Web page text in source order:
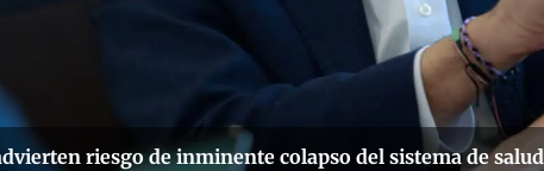
riesgo de inminente colapso del sistema de salud